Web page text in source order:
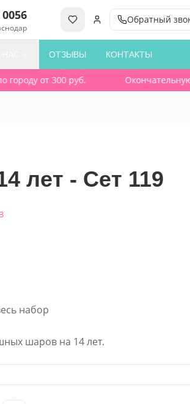
Обратный
ОТЗЫВЫ КОНТАКТЫ
от 300 руб. Окончательную
лет - Сет 119
набор
шаров на 14 лет.